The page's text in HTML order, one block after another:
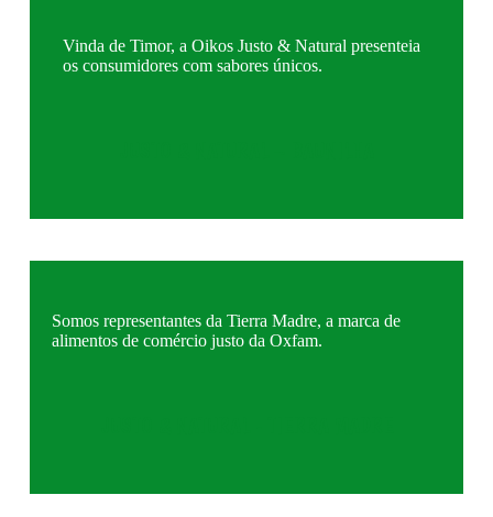
Vinda de Timor, a Oikos Justo & Natural presenteia
os consumidores com sabores únicos.
Somos representantes da Tierra Madre, a marca de
alimentos de comércio justo da Oxfam.